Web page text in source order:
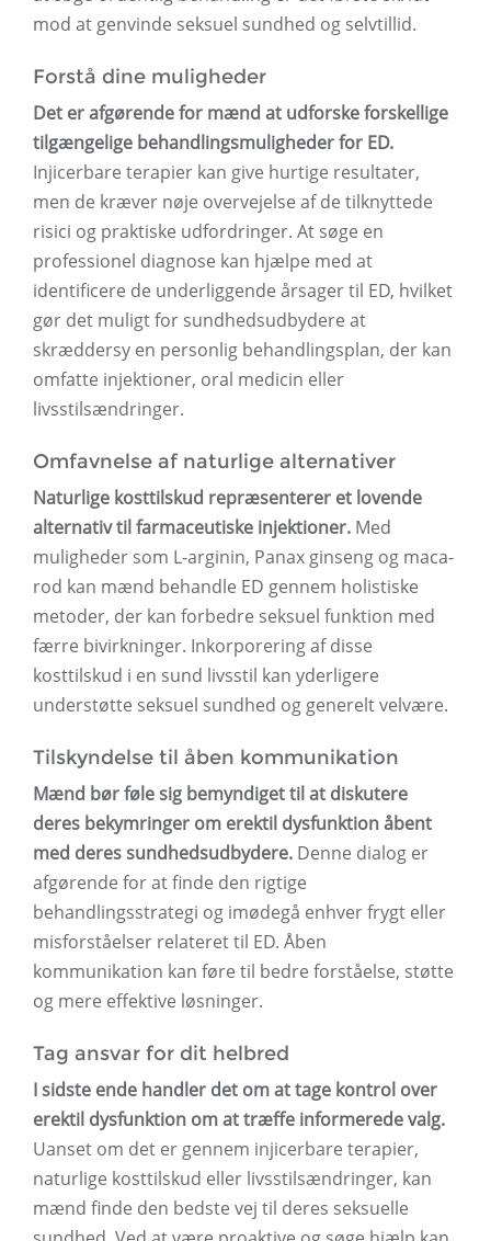
mod at genvinde seksuel sundhed og selvtillid.
Forstå dine muligheder
Det er afgørende for mænd at udforske forskellige
tilgængelige behandlingsmuligheder for ED.
Injicerbare terapier kan give hurtige resultater,
men de kræver nøje overvejelse af de tilknyttede
risici og praktiske udfordringer. At søge en
professionel diagnose kan hjælpe med at
identificere de underliggende årsager til ED, hvilket
gør det muligt for sundhedsudbydere at
skræddersy en personlig behandlingsplan, der kan
omfatte injektioner, oral medicin eller
livsstilsændringer.
Omfavnelse af naturlige alternativer
Naturlige kosttilskud repræsenterer et lovende
alternativ til farmaceutiske injektioner. Med
muligheder som L-arginin, Panax ginseng og maca-
rod kan mænd behandle ED gennem holistiske
metoder, der kan forbedre seksuel funktion med
færre bivirkninger. Inkorporering af disse
kosttilskud i en sund livsstil kan yderligere
understøtte seksuel sundhed og generelt velvære.
Tilskyndelse til åben kommunikation
Mænd bør føle sig bemyndiget til at diskutere
deres bekymringer om erektil dysfunktion åbent
med deres sundhedsudbydere. Denne dialog er
afgørende for at finde den rigtige
behandlingsstrategi og imødegå enhver frygt eller
misforståelser relateret til ED. Åben
kommunikation kan føre til bedre forståelse, støtte
og mere effektive løsninger.
Tag ansvar for dit helbred
I sidste ende handler det om at tage kontrol over
erektil dysfunktion om at træffe informerede valg.
Uanset om det er gennem injicerbare terapier,
naturlige kosttilskud eller livsstilsændringer, kan
mænd finde den bedste vej til deres seksuelle